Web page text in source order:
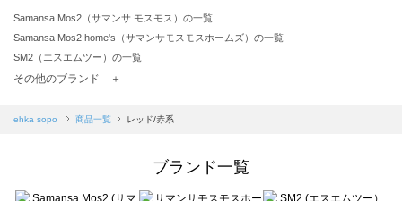
Samansa Mos2（サマンサ モスモス）の一覧
Samansa Mos2 home's（サマンサモスモスホームズ）の一覧
SM2（エスエムツー）の一覧
TSUHARU by Samansa Mos2（ツハルバイサマンサモスモス）の一覧
Samansa Mos2 blue（サマンサモスモス ブルー）の一覧
Te chichi（テチチ）の一覧
その他のブランド ＋
ehka sopo 商品一覧 レッド/赤系
ブランド一覧